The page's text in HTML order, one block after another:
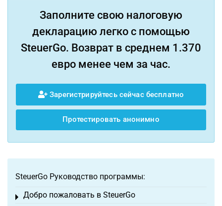
Заполните свою налоговую
декларацию легко с помощью
SteuerGo. Возврат в среднем 1.370
евро менее чем за час.
Зарегистрируйтесь сейчас бесплатно
Протестировать анонимно
SteuerGo Руководство программы:
Добро пожаловать в SteuerGo
Toggle menu